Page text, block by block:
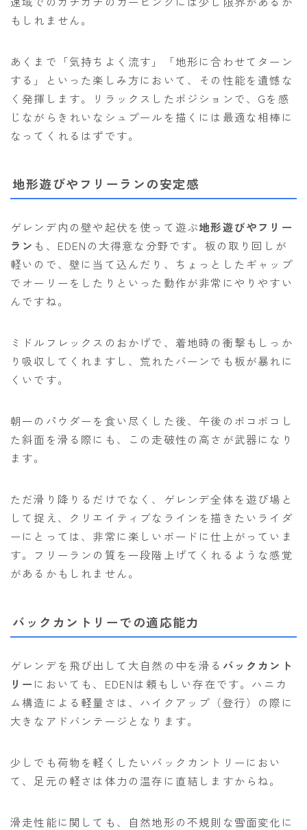
もしれません。
あくまで「気持ちよく流す」「地形に合わせてターン
する」といった楽しみ方において、その性能を遺憾な
く発揮します。リラックスしたポジションで、Gを感
じながらきれいなシュプールを描くには最適な相棒に
なってくれるはずです。
地形遊びやフリーランの安定感
ゲレンデ内の壁や起伏を使って遊ぶ地形遊びやフリー
ラン も、EDENの大得意な分野です。板の取り回しが
軽いので、壁に当て込んだり、ちょっとしたギャップ
でオーリーをしたりといった動作が非常にやりやすい
んですね。
ミドルフレックスのおかげで、着地時の衝撃もしっか
り吸収してくれますし、荒れたバーンでも板が暴れに
くいです。
朝一のパウダーを食い尽くした後、午後のボコボコし
た斜面を滑る際にも、この走破性の高さが武器になり
ます。
ただ滑り降りるだけでなく、ゲレンデ全体を遊び場と
して捉え、クリエイティブなラインを描きたいライダ
ーにとっては、非常に楽しいボードに仕上がっていま
す。フリーランの質を一段階上げてくれるような感覚
があるかもしれません。
バックカントリーでの適応能力
ゲレンデを飛び出して大自然の中を滑る バックカント
リー においても、EDENは頼もしい存在です。ハニカ
ム構造による軽量さは、ハイクアップ（登行）の際に
大きなアドバンテージとなります。
少しでも荷物を軽くしたいバックカントリーにおい
て、足元の軽さは体力の温存に直結しますからね。
滑走性能に関しても、自然地形の不規則な雪面変化に